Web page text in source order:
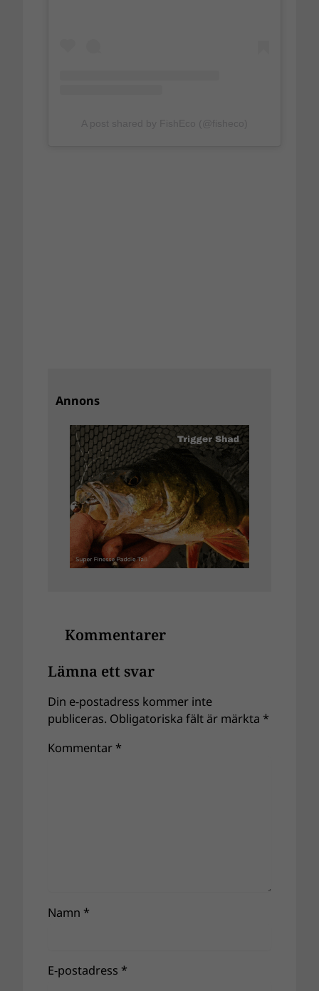
Annons
Kommentarer
Lämna ett svar
Din e-postadress kommer inte
publiceras. Obligatoriska fält är märkta *
Kommentar *
Namn *
E-postadress *